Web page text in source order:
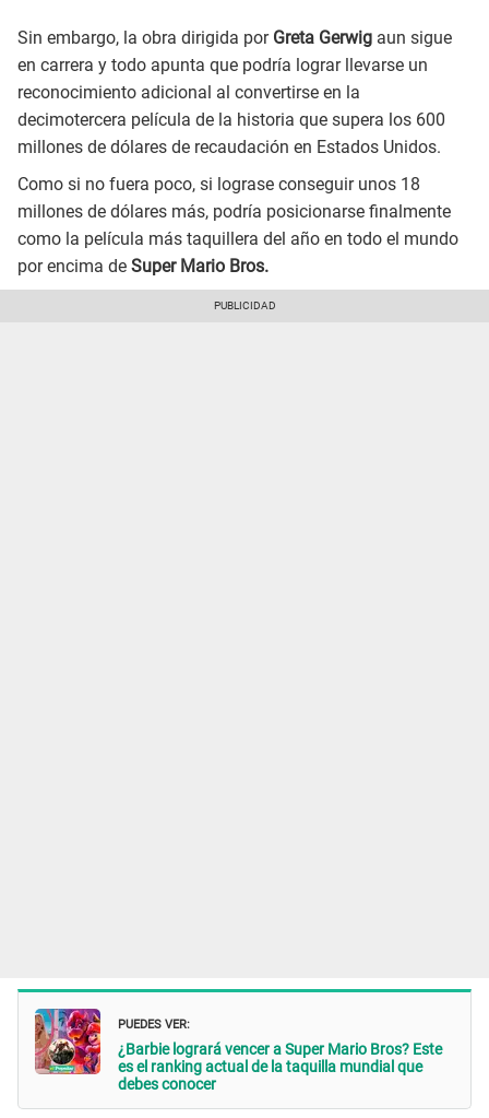
Sin embargo, la obra dirigida porGreta Gerwig aun sigue
en carrera y todo apunta que podría lograr llevarse un
reconocimiento adicional al convertirse en la
decimotercera película de la historia que supera los 600
millones de dólares de recaudación en Estados Unidos.
Como si no fuera poco, si lograse conseguir unos 18
millones de dólares más, podría posicionarse finalmente
como la película más taquillera del año en todo el mundo
por encima de Super Mario Bros.
PUEDES VER:
¿Barbie logrará vencer a Super Mario Bros? Este
es el ranking actual de la taquilla mundial que
debes conocer